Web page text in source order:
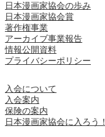
日本漫画家協会の歩み
日本漫画家協会賞
著作権事業
アーカイブ事業報告
情報公開資料
プライバシーポリシー
入会について
入会案内
保険の案内
日本漫画家協会に入ろう！